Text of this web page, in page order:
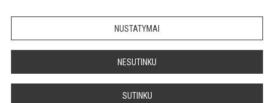
NUSTATYMAI
NESUTINKU
SUTINKU
Kopijuoti turinį be raštiško gimnazijos sutikimo griežtai draudžiama.
Prieinamumo paraiška Slapukų valdymas
svetainę